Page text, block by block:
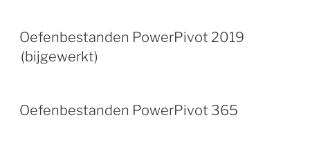
Oefenbestanden PowerPivot 2019
(bijgewerkt)
Oefenbestanden PowerPivot 365